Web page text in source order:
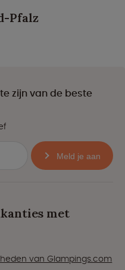
Pfalz
zijn van de beste
Meld je aan
met
van Glampings.com